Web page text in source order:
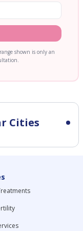
shown is only an
Cities